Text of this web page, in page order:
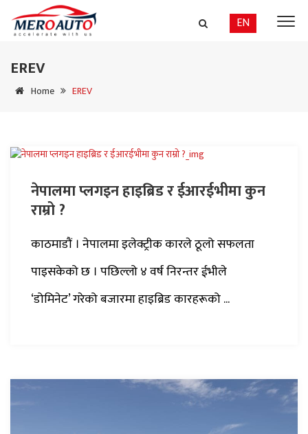
EN
EREV
Home EREV
नेपालमा प्लगइन हाइब्रिड र ईआरईभीमा कुन
राम्रो ?
काठमाडौं । नेपालमा इलेक्ट्रीक कारले ठूलो सफलता
पाइसकेको छ । पछिल्लो ४ वर्ष निरन्तर ईभीले
‘डोमिनेट’ गरेको बजारमा हाइब्रिड कारहरूको ...